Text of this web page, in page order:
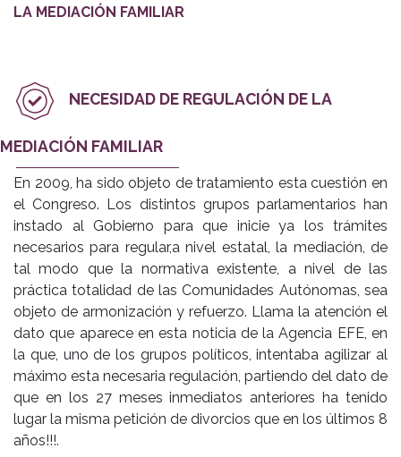
LA MEDIACIÓN FAMILIAR
NECESIDAD DE REGULACIÓN DE LA
MEDIACIÓN FAMILIAR
En 2009, ha sido objeto de tratamiento esta cuestión en
el Congreso. Los distintos grupos parlamentarios han
instado al Gobierno para que inicie ya los trámites
necesarios para regular,a nivel estatal, la mediación, de
tal modo que la normativa existente, a nivel de las
práctica totalidad de las Comunidades Autónomas, sea
objeto de armonización y refuerzo. Llama la atención el
dato que aparece en esta noticia de la Agencia EFE, en
la que, uno de los grupos políticos, intentaba agilizar al
máximo esta necesaria regulación, partiendo del dato de
que en los 27 meses inmediatos anteriores ha tenido
lugar la misma petición de divorcios que en los últimos 8
años!!!.